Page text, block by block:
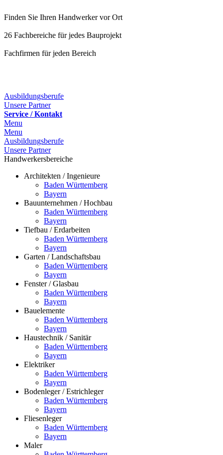
Finden Sie Ihren Handwerker vor Ort
26 Fachbereiche für jedes Bauprojekt
Fachfirmen für jeden Bereich
Ausbildungsberufe
Unsere Partner
Service / Kontakt
Menu
Menu
Ausbildungsberufe
Unsere Partner
Handwerkersbereiche
Architekten / Ingenieure
Baden Württemberg
Bayern
Bauunternehmen / Hochbau
Baden Württemberg
Bayern
Tiefbau / Erdarbeiten
Baden Württemberg
Bayern
Garten / Landschaftsbau
Baden Württemberg
Bayern
Fenster / Glasbau
Baden Württemberg
Bayern
Bauelemente
Baden Württemberg
Bayern
Haustechnik / Sanitär
Baden Württemberg
Bayern
Elektriker
Baden Württemberg
Bayern
Bodenleger / Estrichleger
Baden Württemberg
Bayern
Fliesenleger
Baden Württemberg
Bayern
Maler